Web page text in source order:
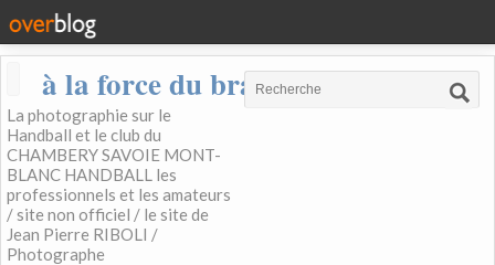
à la force du bras
La photographie sur le
Handball et le club du
CHAMBERY SAVOIE MONT-
BLANC HANDBALL les
professionnels et les amateurs
/ site non officiel / le site de
Jean Pierre RIBOLI /
Photographe